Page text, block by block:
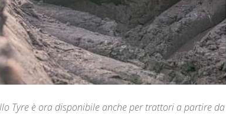
Tyre è ora disponibile anche per trattori a partire da